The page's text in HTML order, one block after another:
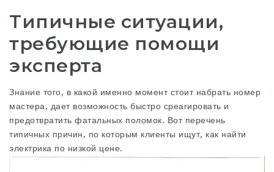
Типичные ситуации,
требующие помощи
эксперта
Знание того, в какой именно момент стоит набрать номер
мастера, дает возможность быстро среагировать и
предотвратить фатальных поломок. Вот перечень
типичных причин, по которым клиенты ищут, как найти
электрика по низкой цене.